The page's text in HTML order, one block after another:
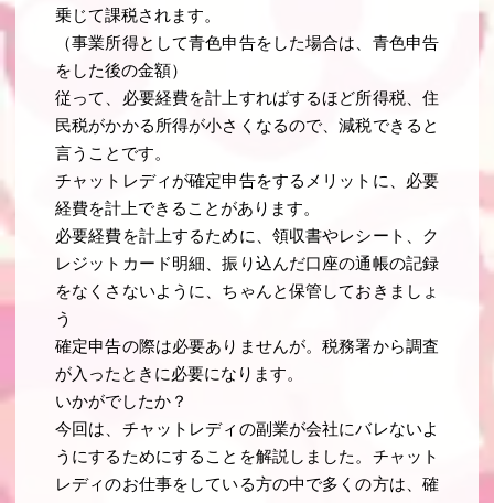
乗じて課税されます。
（事業所得として青色申告をした場合は、青色申告
をした後の金額）
従って、必要経費を計上すればするほど所得税、住
民税がかかる所得が小さくなるので、減税できると
言うことです。
チャットレディが確定申告をするメリットに、必要
経費を計上できることがあります。
必要経費を計上するために、領収書やレシート、ク
レジットカード明細、振り込んだ口座の通帳の記録
をなくさないように、ちゃんと保管しておきましょ
う
確定申告の際は必要ありませんが。税務署から調査
が入ったときに必要になります。
いかがでしたか？
今回は、チャットレディの副業が会社にバレないよ
うにするためにすることを解説しました。チャット
レディのお仕事をしている方の中で多くの方は、確